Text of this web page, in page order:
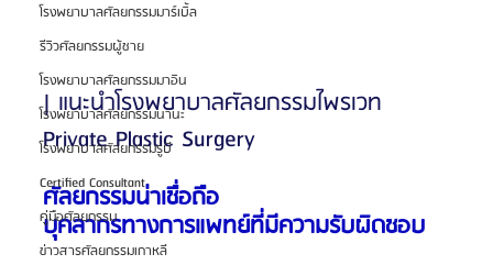
โรงพยาบาลศัลยกรรมมาร์เบิ้ล
รีวิวศัลยกรรมผู้ชาย
โรงพยาบาลศัลยกรรมมาอิน
โรงพยาบาลศัลยกรรมนานะ
โรงพยาบาลศัลยกรรมรูบี
Certified Consultant
คู่มือศัลยกรรม
ข่าวสารศัลยกรรมเกาหลี
| แนะนำโรงพยาบาลศัลยกรรมไพรเวท
Private Plastic Surgery
ศัลยกรรมน่าเชื่อถือ
บุคลากรทางการแพทย์ที่มีความรับผิดชอบ